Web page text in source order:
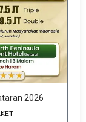
2026